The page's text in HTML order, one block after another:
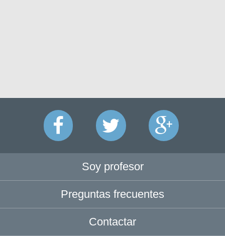
Soy profesor
Preguntas frecuentes
Contactar